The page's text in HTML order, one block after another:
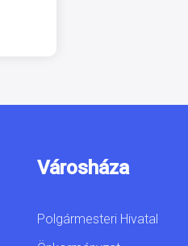
Városháza
Polgármesteri Hivatal